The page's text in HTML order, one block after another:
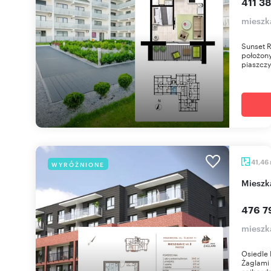
Sunset
WYRÓŻNIONE 41,46
476
Osiedle